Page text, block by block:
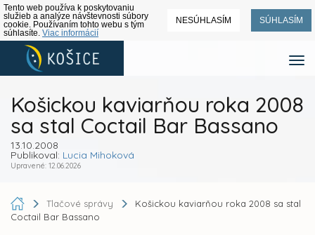
Tento web používa k poskytovaniu
služieb a analýze návštevnosti súbory
cookie. Používaním tohto webu s tým
súhlasíte. Viac informácií
NESÚHLASÍM SÚHLASÍM
Košickou kaviarňou roka 2008
sa stal Coctail Bar Bassano
13.10.2008
Publikoval: Lucia Mihoková
Upravené: 12.06.2026
Tlačové správy
Košickou kaviarňou roka 2008 sa stal
Coctail Bar Bassano